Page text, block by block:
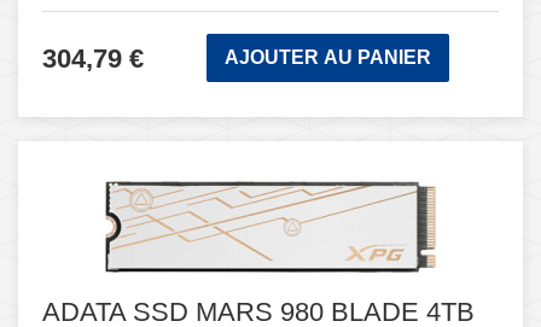
304,79 € AJOUTER AU PANIER
ADATA SSD MARS 980 BLADE 4TB